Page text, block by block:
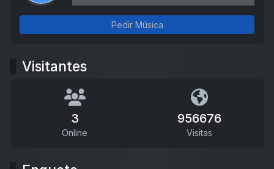
Pedir Música
Visitantes
3
Online
956676
Visitas